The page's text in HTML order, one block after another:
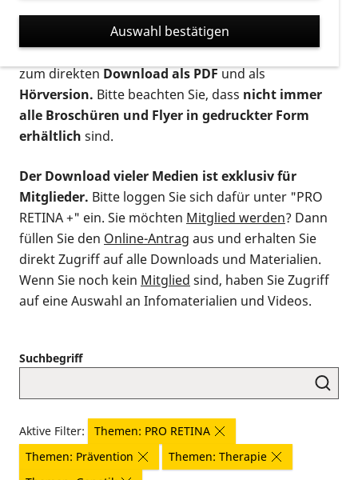
suchen. Die meisten Flyer und Broschüren werden in
verschiedenen Formaten angeboten: zur
postalischen Bestellung als gedruckte Variante
zum direktenDownload als PDFund als
Hörversion. Bitte beachten Sie, dass nicht immer
alle Broschüren und Flyer in gedruckter Form
erhältlich sind.
Der Download vieler Medien ist exklusiv für
Mitglieder. Bitte loggen Sie sich dafür unter "PRO
RETINA +" ein. Sie möchten Mitglied werden? Dann
füllen Sie den Online-Antrag aus und erhalten Sie
direkt Zugriff auf alle Downloads und Materialien.
Wenn Sie noch kein Mitglied sind, haben Sie Zugriff
auf eine Auswahl an Infomaterialien und Videos.
Suchbegriff
Aktive Filter:
Themen: PRO RETINA
Themen: Prävention
Themen: Therapie
Auswahl bestätigen